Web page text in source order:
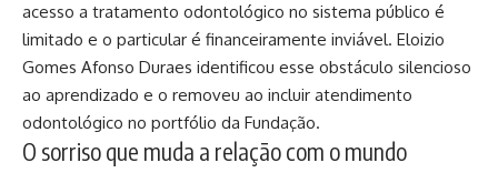
acesso a tratamento odontológico no sistema público é
limitado e o particular é financeiramente inviável. Eloizio
Gomes Afonso Duraes identificou esse obstáculo silencioso
ao aprendizado e o removeu ao incluir atendimento
odontológico no portfólio da Fundação.
O sorriso que muda a relação com o mundo